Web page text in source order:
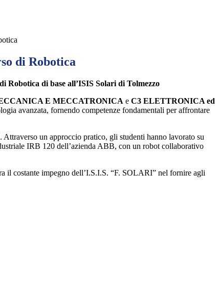
di Robotica
Robotica di base all’ISIS Solari di Tolmezzo
E MECCATRONICA e C3 ELETTRONICA ed
avanzata, fornendo competenze fondamentali per affrontare
un approccio pratico, gli studenti hanno lavorato su
IRB 120 dell’azienda ABB, con un robot collaborativo
il costante impegno dell’I.S.I.S. “F. SOLARI” nel fornire agli